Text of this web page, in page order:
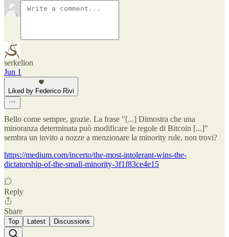
serkelion
Jun 1
Liked by Federico Rivi
Bello come sempre, grazie. La frase "[...] Dimostra che una
minoranza determinata può modificare le regole di Bitcoin [...]"
sembra un invito a nozze a menzionare la minority rule, non trovi?
https://medium.com/incerto/the-most-intolerant-wins-the-
dictatorship-of-the-small-minority-3f1f83ce4e15
Reply
Share
Top Latest Discussions